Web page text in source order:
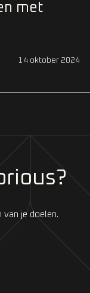
met
14 oktober 2024
van je doelen.